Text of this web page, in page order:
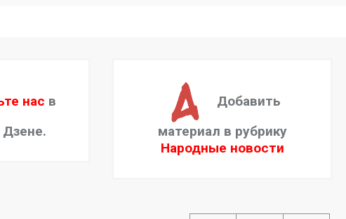
нас в
Дзене.
Добавить
материал в рубрику
Народные новости